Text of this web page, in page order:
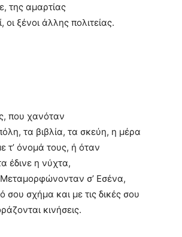
της αμαρτίας
οι ξένοι άλλης πολιτείας.
που χανόταν
τα βιβλία, τα σκεύη, η μέρα
τ’ όνομά τους, ή όταν
έδινε η νύχτα,
σ’ Εσένα,
σου σχήμα και με τις δικές σου
κινήσεις.